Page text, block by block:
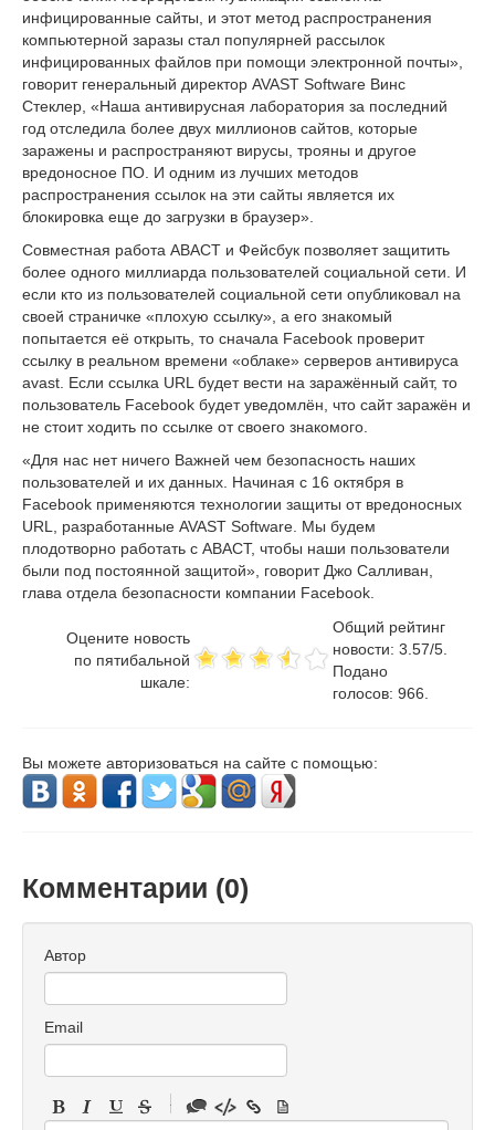
инфицированные сайты, и этот метод распространения
компьютерной заразы стал популярней рассылок
инфицированных файлов при помощи электронной почты»,
говорит генеральный директор AVAST Software Винс
Стеклер, «Наша антивирусная лаборатория за последний
год отследила более двух миллионов сайтов, которые
заражены и распространяют вирусы, трояны и другое
вредоносное ПО. И одним из лучших методов
распространения ссылок на эти сайты является их
блокировка еще до загрузки в браузер».
Совместная работа АВАСТ и Фейсбук позволяет защитить
более одного миллиарда пользователей социальной сети. И
если кто из пользователей социальной сети опубликовал на
своей страничке «плохую ссылку», а его знакомый
попытается её открыть, то сначала Facebook проверит
ссылку в реальном времени «облаке» серверов антивируса
avast. Если ссылка URL будет вести на заражённый сайт, то
пользователь Facebook будет уведомлён, что сайт заражён и
не стоит ходить по ссылке от своего знакомого.
«Для нас нет ничего Важней чем безопасность наших
пользователей и их данных. Начиная с 16 октября в
Facebook применяются технологии защиты от вредоносных
URL, разработанные AVAST Software. Мы будем
плодотворно работать с АВАСТ, чтобы наши пользователи
были под постоянной защитой», говорит Джо Салливан,
глава отдела безопасности компании Facebook.
Оцените новость
по пятибальной
шкале:
Общий рейтинг
новости: 3.57/5.
Подано
голосов: 966
Вы можете авторизоваться на сайте с помощью:
Комментарии (0)
Автор
Email
-